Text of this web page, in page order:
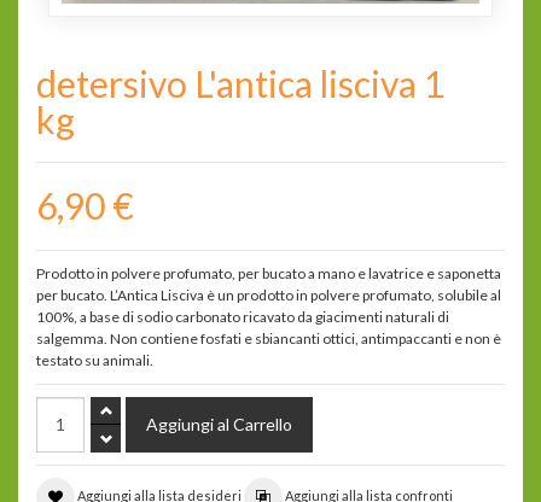
detersivo L'antica lisciva 1
kg
6,90 €
Prodotto in polvere profumato, per bucato a mano e lavatrice e saponetta
per bucato. L’Antica Lisciva è un prodotto in polvere profumato, solubile al
100%, a base di sodio carbonato ricavato da giacimenti naturali di
salgemma. Non contiene fosfati e sbiancanti ottici, antimpaccanti e non è
testato su animali.
Aggiungi alla lista desideri Aggiungi alla lista confronti